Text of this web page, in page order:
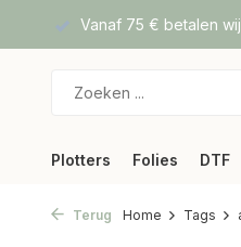
Vanaf 75 € betalen
Plotters Folies DTF
Terug Home Tags